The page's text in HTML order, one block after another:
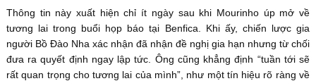
Thông tin này xuất hiện chỉ ít ngày sau khi Mourinho úp mở về
tương lai trong buổi họp báo tại Benfica. Khi ấy, chiến lược gia
người Bồ Đào Nha xác nhận đã nhận đề nghị gia hạn nhưng từ chối
đưa ra quyết định ngay lập tức. Ông cũng khẳng định “tuần tới sẽ
rất quan trọng cho tương lai của mình”, như một tín hiệu rõ ràng về